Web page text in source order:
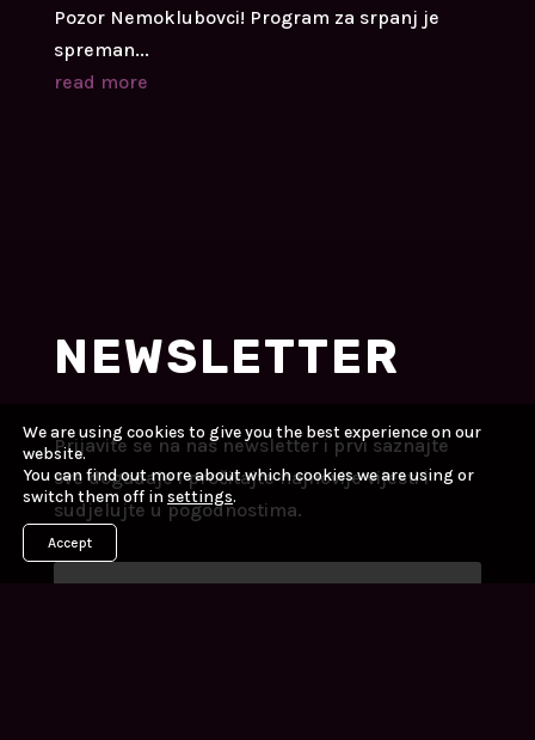
Pozor Nemoklubovci! Program za srpanj je
spreman...
read more
NEWSLETTER
Prijavite se na naš newsletter i prvi saznajte
sve događaje i pročitajte najnovije vijesti i
sudjelujte u pogodnostima.
We are using cookies to give you the best experience on our
website.
You can find out more about which cookies we are using or
switch them off in settings.
Accept